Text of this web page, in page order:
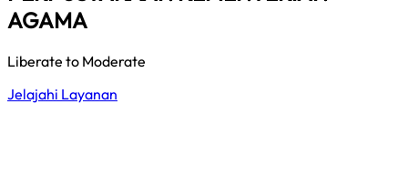
AGAMA
Liberate to Moderate
Jelajahi Layanan